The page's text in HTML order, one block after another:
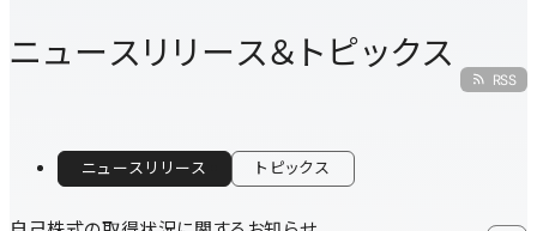
ニュースリリース＆トピックス
RSS新
ニュースリリース トピックス